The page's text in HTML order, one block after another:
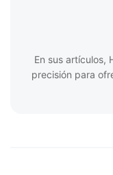
En sus artículos,
precisión para